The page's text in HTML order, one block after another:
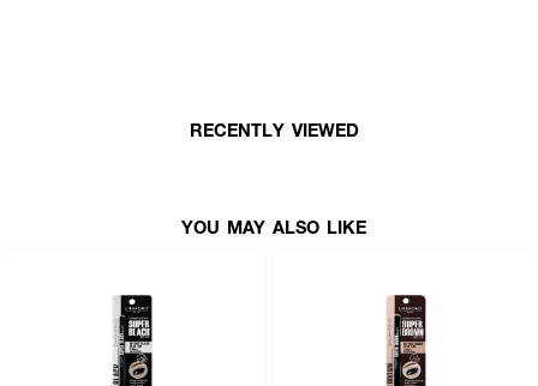
RECENTLY VIEWED
YOU MAY ALSO LIKE